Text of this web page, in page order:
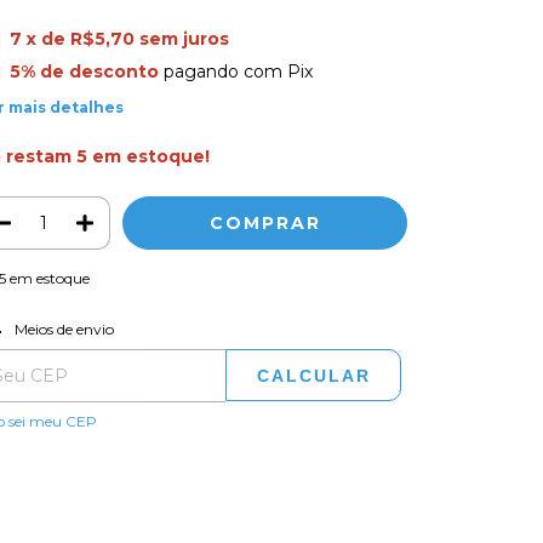
7 x de R$5,70 sem juros
5% de descontopagando com Pix
mais detalhes
restam 5 em estoque!
5em estoque
para o CEP:
Meios de envio
CALCULAR
sei meu CEP